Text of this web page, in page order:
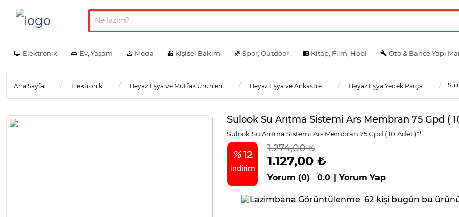
Elektronik Ev, Yaşam Moda Kişisel Bakım Spor, Outdoor Kitap, Film, Hobi Oto & Bahçe Yapı
Ana Sayfa Elektronik Beyaz Eşya ve Mutfak Ürünleri Beyaz Eşya ve Ankastre Beyaz Eşya Yedek Parça
Sulook Su Arıtma Sistemi Ars Membran 75 Gpd (
Sulook Su Arıtma Sistemi Ars Membran 75 Gpd ( 10 Adet )**
%12
indirim
1.274,00 ₺
1.127,00 ₺
Yorum (0) 0.0 | Yorum Yap
62 kişi bugün bu